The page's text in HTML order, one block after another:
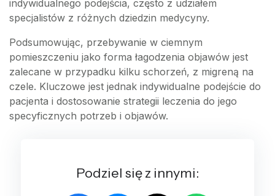
indywidualnego podejścia, często z udziałem
specjalistów z różnych dziedzin medycyny.
Podsumowując, przebywanie w ciemnym
pomieszczeniu jako forma łagodzenia objawów jest
zalecane w przypadku kilku schorzeń, z migreną na
czele. Kluczowe jest jednak indywidualne podejście do
pacjenta i dostosowanie strategii leczenia do jego
specyficznych potrzeb i objawów.
Podziel się z innymi: